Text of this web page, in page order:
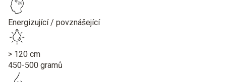
Energizující / povznášející
> 120 cm
450-500 gramů